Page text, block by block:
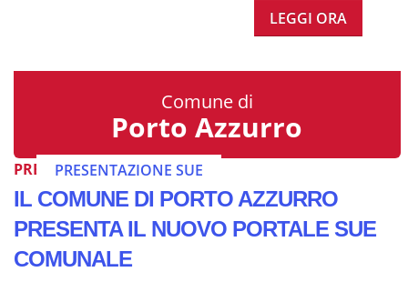
LEGGI ORA
PRESENTAZIONE SUE
Comune di
Porto Azzurro
PRESENTAZIONE SUE
IL COMUNE DI PORTO AZZURRO
PRESENTA IL NUOVO PORTALE SUE
COMUNALE